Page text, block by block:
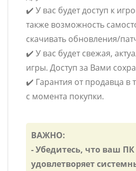
✔️ У вас будет доступ к
также возможность
скачивать обновления/
✔️ У вас будет свежая,
игры. Доступ за Вами
✔️ Гарантия от продавца в
с момента покупки.
ВАЖНО:
- Убедитесь, что ваш ПК
удовлетворяет